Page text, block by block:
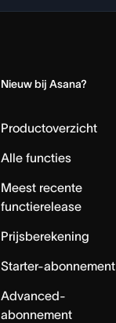
Nieuw bij Asana?
Productoverzicht
Alle functies
Meest recente
functierelease
Prijsberekening
Starter-abonnement
Advanced-
abonnement